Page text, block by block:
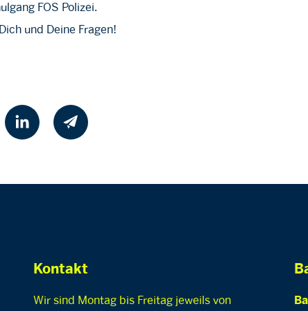
FOS Polizei.
und Deine Fragen!
Kontakt
Wir sind Montag bis Freitag jeweils von